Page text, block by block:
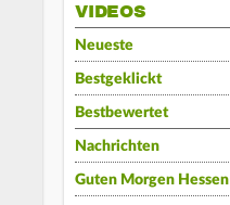
VIDEOS
Neueste
Bestgeklickt
Bestbewertet
Nachrichten
Guten Morgen Hessen